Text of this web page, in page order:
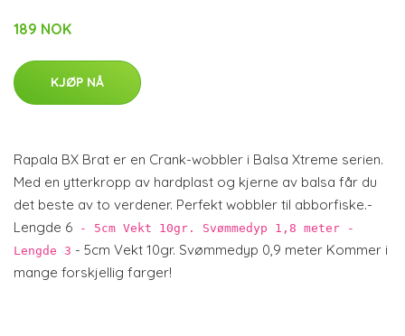
189 NOK
KJØP NÅ
Rapala BX Brat er en Crank-wobbler i Balsa Xtreme serien.
Med en ytterkropp av hardplast og kjerne av balsa får du
det beste av to verdener. Perfekt wobbler til abborfiske.-
Lengde 6 - 5cm Vekt 10gr. Svømmedyp 1,8 meter -
Lengde 3 - 5cm Vekt 10gr. Svømmedyp 0,9 meter Kommer i
mange forskjellig farger!